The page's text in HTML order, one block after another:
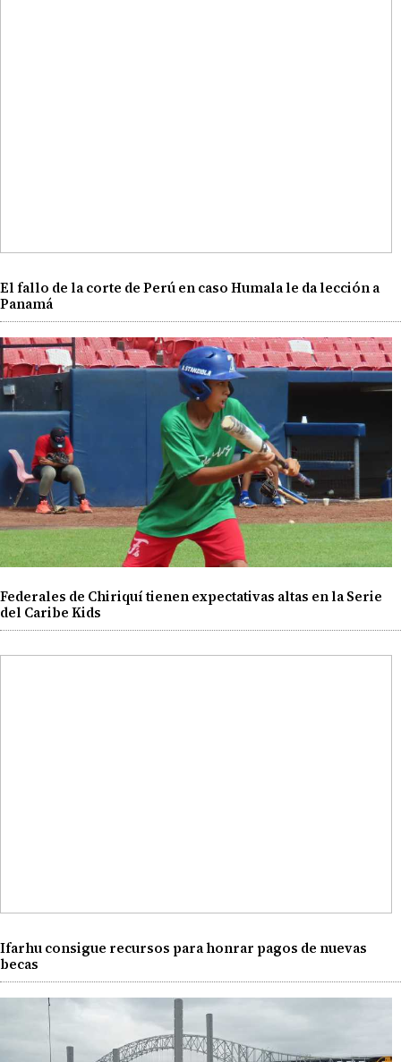
El fallo de la corte de Perú en caso Humala le da lección a
Panamá
Federales de Chiriquí tienen expectativas altas en la Serie
del Caribe Kids
Ifarhu consigue recursos para honrar pagos de nuevas
becas